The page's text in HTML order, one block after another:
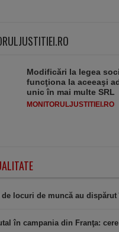
Modificări la legea
funcţiona la aceeaşi
unic în mai multe SRL
MONITORULJUSTITIEI.RO
de locuri de muncă au
în campania din Franţa: